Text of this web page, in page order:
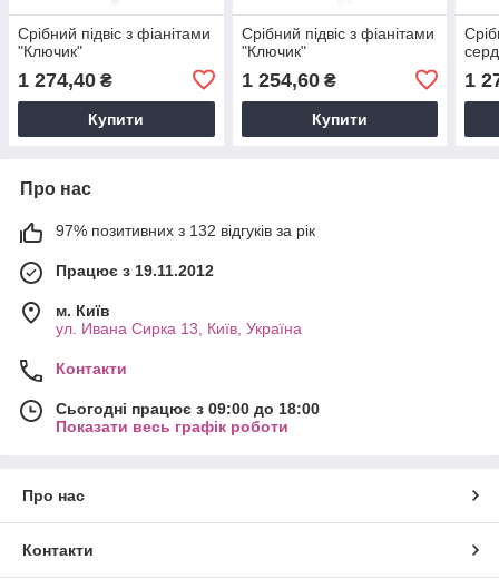
Срібний підвіс з фіанітами
"Ключик"
1 274,40 ₴
Купити
Срібний підвіс з фіанітами
"Ключик"
1 254,60₴
Купити
1
Про нас
97% позитивних з 132 відгуків за рік
Працює з 19.11.2012
м. Київ
ул. Ивана Сирка 13, Київ, Україна
Контакти
Сьогодні працює з 09:00 до 18:00
Показати весь графік роботи
Про нас
Контакти